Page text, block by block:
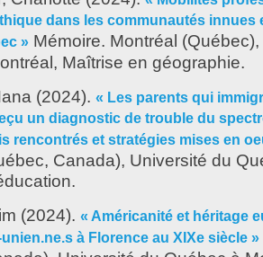
dans les communautés innues
» Mémoire. Montréal
Maîtrise en géographie.
(2024). « Les parents qui
un diagnostic de trouble du
rencontrés et stratégies mises en
Canada), Université du
(2024). « Américanité et héritage
à Florence au XIXe siècle »